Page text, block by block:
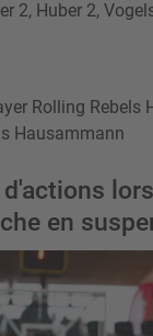
2, Huber 2,
Rolling Rebels
Hausammann
en